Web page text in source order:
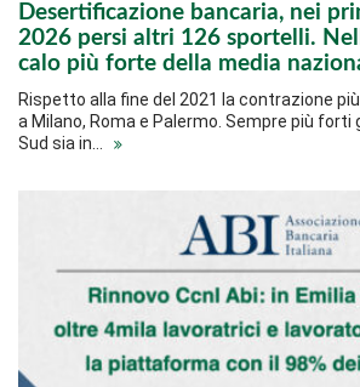
Desertificazione bancaria, nei
2026 persi altri 126 sportelli.
calo più forte della media
Rispetto alla fine del 2021 la contrazione
a Milano, Roma e Palermo. Sempre più forti
Sud sia in…